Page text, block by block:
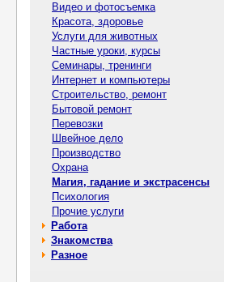
Видео и фотосъемка
Красота, здоровье
Услуги для животных
Частные уроки, курсы
Семинары, тренинги
Интернет и компьютеры
Строительство, ремонт
Бытовой ремонт
Перевозки
Швейное дело
Производство
Охрана
Магия, гадание и экстрасенсы
Психология
Прочие услуги
Работа
Знакомства
Разное